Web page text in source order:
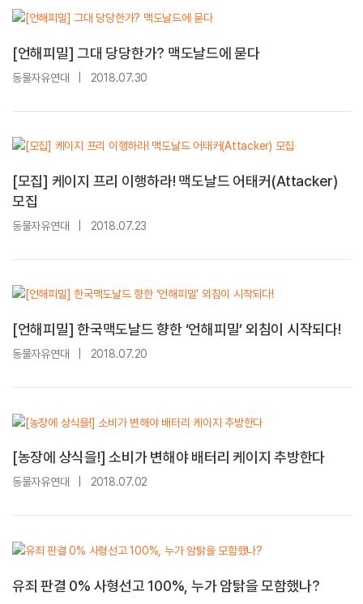
[언해피밀] 그대 당당한가? 맥도날드에 묻다
동물자유연대 2018.07.30
[모집] 케이지 프리 이행하라! 맥도날드 어태커(Attacker)
모집
동물자유연대 2018.07.23
[언해피밀] 한국맥도날드 향한 ‘언해피밀’ 외침이 시작되다!
동물자유연대 2018.07.20
[농장에 상식을!] 소비가 변해야 배터리 케이지 추방한다
동물자유연대 2018.07.02
유죄 판결 0% 사형선고 100%, 누가 암탉을 모함했나?